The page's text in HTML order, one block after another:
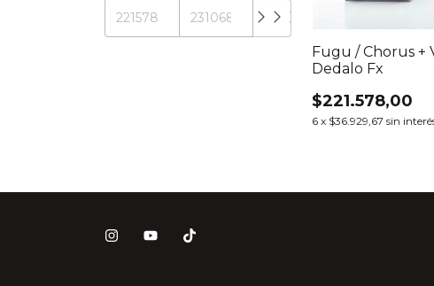
Fugu / Chorus +
Dedalo Fx
$221.578,00
6 x $36.929,67 sin